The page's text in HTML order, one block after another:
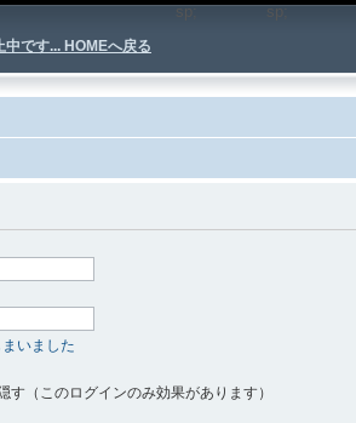
です... HOMEへ戻る
sp; sp;
いました
す（このログインのみ効果があります）